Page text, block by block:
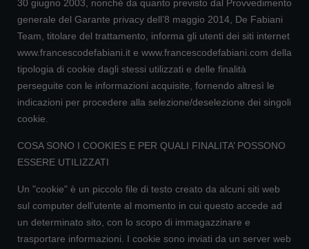
30 giugno 2003, nonché da quanto previsto dal Provvedimento
generale del Garante privacy dell’8 maggio 2014, De Fabiani
Team, titolare del trattamento, informa gli utenti dei siti internet
www.francescodefabiani.it e www.francescodefabiani.com della
tipologia di cookie dagli stessi utilizzati e delle finalità
perseguite con le informazioni acquisite, fornendo altresì le
indicazioni per procedere alla selezione/deselezione dei singoli
cookie.
COSA SONO I COOKIES E PER QUALI FINALITA’ POSSONO
ESSERE UTILIZZATI
Un "cookie" è un piccolo file di testo creato da alcuni siti web
sul computer dell’utente al momento in cui questo accede ad
un determinato sito, con lo scopo di immagazzinare e
trasportare informazioni. I cookie sono inviati da un server web